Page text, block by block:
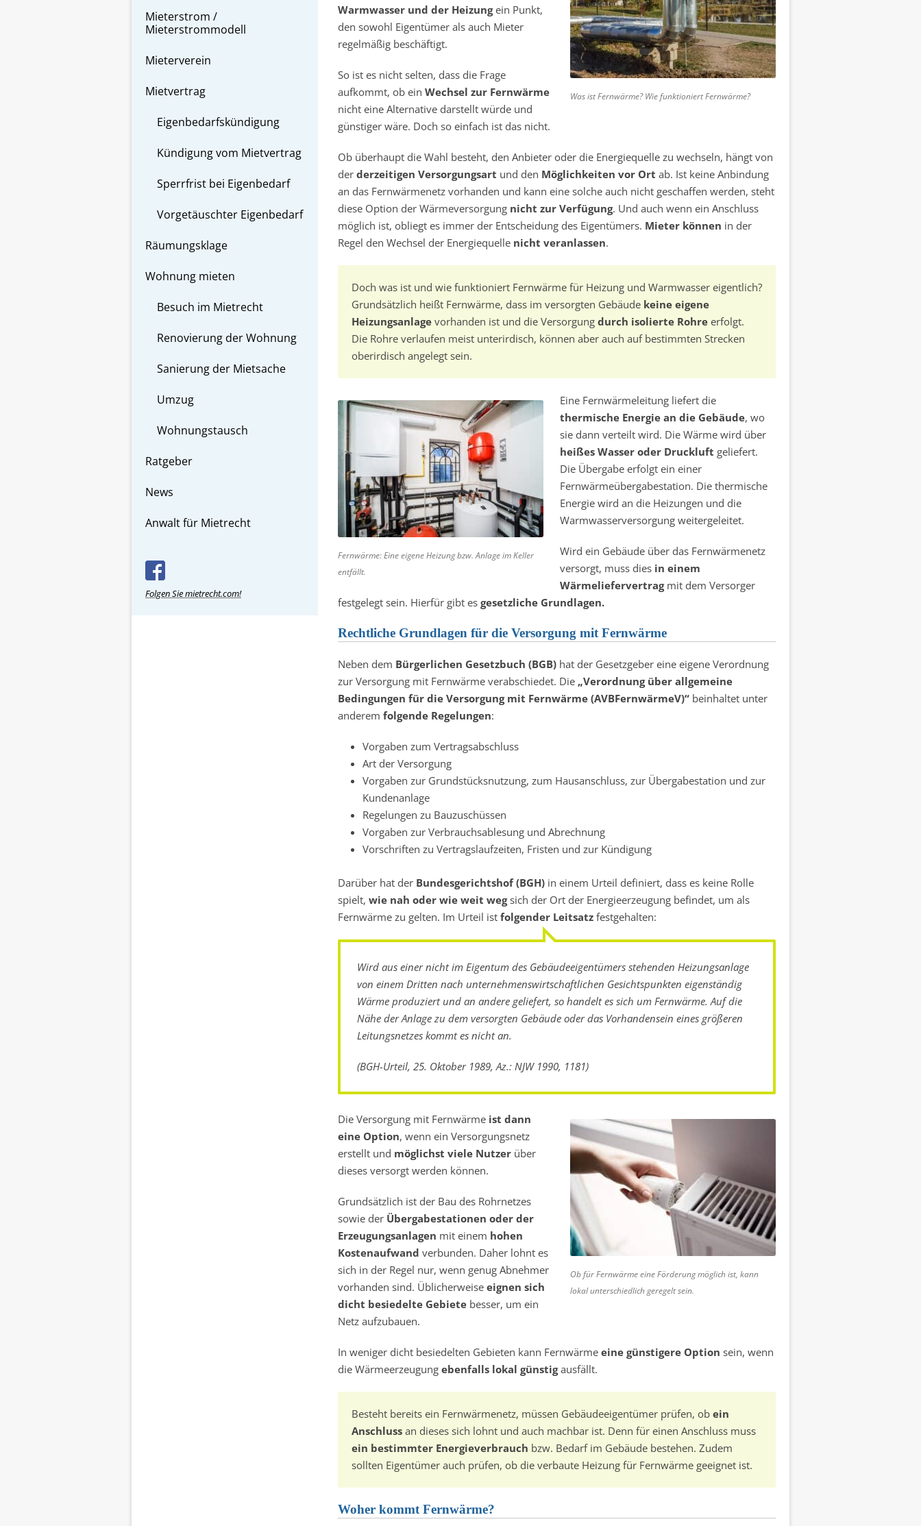
Was ist Fernwärme? Wie funktioniert Fernwärme?
Warmwasser und der Heizungein Punkt,
den sowohl Eigentümer als auch Mieter
regelmäßig beschäftigt.
So ist es nicht selten, dass die Frage
aufkommt, ob ein Wechsel zur Fernwärme
nicht eine Alternative darstellt würde und
günstiger wäre. Doch so einfach ist das nicht.
Ob überhaupt die Wahl besteht, den Anbieter oder die Energiequelle zu wechseln, hängt von
der derzeitigen Versorgungsart und den Möglichkeiten vor Ort ab. Ist keine Anbindung
an das Fernwärmenetz vorhanden und kann eine solche auch nicht geschaffen werden, steht
diese Option der Wärmeversorgung nicht zur Verfügung. Und auch wenn ein Anschluss
möglich ist, obliegt es immer der Entscheidung des Eigentümers. Mieter können in der
Regel den Wechsel der Energiequelle nicht veranlassen.
Doch was ist und wie funktioniert Fernwärme für Heizung und Warmwasser eigentlich?
Grundsätzlich heißt Fernwärme, dass im versorgten Gebäude keine eigene
Heizungsanlagevorhanden ist und die Versorgung durch isolierte Rohreerfolgt.
Die Rohre verlaufen meist unterirdisch, können aber auch auf bestimmten Strecken
oberirdisch angelegt sein.
Fernwärme: Eine eigene Heizung bzw. Anlage im Keller
entfällt.
Eine Fernwärmeleitung liefert die
thermische Energie an die Gebäude, wo
sie dann verteilt wird. Die Wärme wird über
heißes Wasser oder Druckluft geliefert.
Die Übergabe erfolgt ein einer
Fernwärmeübergabestation. Die thermische
Energie wird an die Heizungen und die
Warmwasserversorgung weitergeleitet.
Wird ein Gebäude über das Fernwärmenetz
versorgt, muss dies in einem
Wärmeliefervertragmit dem Versorger
festgelegt sein. Hierfür gibt es gesetzliche Grundlagen.
Rechtliche Grundlagen für die Versorgung mit Fernwärme
Neben dem Bürgerlichen Gesetzbuch (BGB)hat der Gesetzgeber eine eigene Verordnung
zur Versorgung mit Fernwärme verabschiedet. Die „Verordnung über allgemeine
Bedingungen für die Versorgung mit Fernwärme (AVBFernwärmeV)“beinhaltet unter
anderem folgende Regelungen:
Vorgaben zum Vertragsabschluss
Art der Versorgung
Vorgaben zur Grundstücksnutzung, zum Hausanschluss, zur Übergabestation und zur
Kundenanlage
Regelungen zu Bauzuschüssen
Vorgaben zur Verbrauchsablesung und Abrechnung
Vorschriften zu Vertragslaufzeiten, Fristen und zur Kündigung
Darüber hat der Bundesgerichtshof (BGH)in einem Urteil definiert, dass es keine Rolle
spielt, wie nah oder wie weit wegsich der Ort der Energieerzeugung befindet, um als
Fernwärme zu gelten. Im Urteil ist folgender Leitsatzfestgehalten:
Wird aus einer nicht im Eigentum des Gebäudeeigentümers stehenden Heizungsanlage
von einem Dritten nach unternehmenswirtschaftlichen Gesichtspunkten eigenständig
Wärme produziert und an andere geliefert, so handelt es sich um Fernwärme. Auf die
Nähe der Anlage zu dem versorgten Gebäude oder das Vorhandensein eines größeren
Leitungsnetzes kommt es nicht an.
(BGH-Urteil, 25. Oktober 1989, Az.: NJW 1990, 1181)
Ob für Fernwärme eine Förderung möglich ist, kann
lokal unterschiedlich geregelt sein.
Die Versorgung mit Fernwärme ist dann
eine Option, wenn ein Versorgungsnetz
erstellt und möglichst viele Nutzerüber
dieses versorgt werden können.
Grundsätzlich ist der Bau des Rohrnetzes
sowie der Übergabestationen oder der
Erzeugungsanlagen mit einem hohen
Kostenaufwand verbunden. Daher lohnt es
sich in der Regel nur, wenn genug Abnehmer
vorhanden sind. Üblicherweise eignen sich
dicht besiedelte Gebietebesser, um ein
Netz aufzubauen.
In weniger dicht besiedelten Gebieten kann Fernwärme eine günstigere Option sein, wenn
die Wärmeerzeugung ebenfalls lokal günstigausfällt.
Besteht bereits ein Fernwärmenetz, müssen Gebäudeeigentümer prüfen, ob ein
Anschlussan dieses sich lohnt und auch machbar ist. Denn für einen Anschluss muss
ein bestimmter Energieverbrauch bzw. Bedarf im Gebäude bestehen. Zudem
sollten Eigentümer auch prüfen, ob die verbaute Heizung für Fernwärme geeignet ist.
Woher kommt Fernwärme?
Mieterstrom /
Mieterstrommodell
Mieterverein
Mietvertrag
Eigenbedarfskündigung
Kündigung vom Mietvertrag
Sperrfrist bei Eigenbedarf
Vorgetäuschter Eigenbedarf
Räumungsklage
Wohnung mieten
Besuch im Mietrecht
Renovierung der Wohnung
Sanierung der Mietsache
Umzug
Wohnungstausch
Ratgeber
News
Anwalt für Mietrecht
Folgen Sie mietrecht.com!